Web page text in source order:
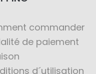
commander
de paiement
d´utilisation